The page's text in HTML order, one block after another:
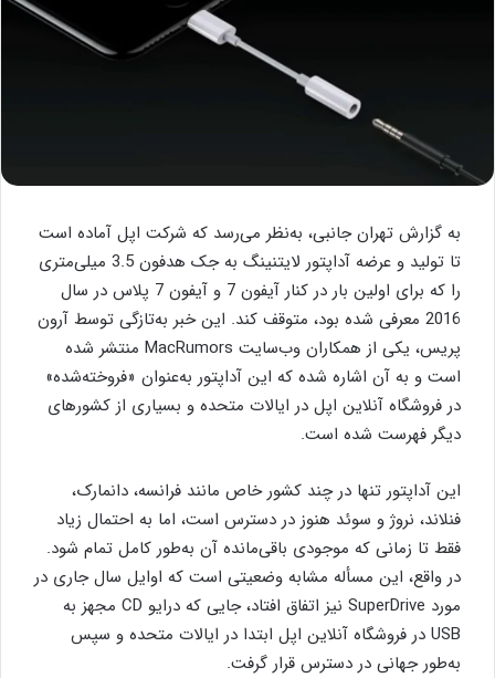
به گزارش تهران جانبی، به‌نظر می‌رسد که شرکت اپل آماده است
تا تولید و عرضه آداپتور لایتنینگ به جک هدفون 3.5 میلی‌متری
را که برای اولین بار در کنار آیفون 7 و آیفون 7 پلاس در سال
2016 معرفی شده بود، متوقف کند. این خبر به‌تازگی توسط آرون
پریس، یکی از همکاران وب‌سایت MacRumors منتشر شده
است و به آن اشاره شده که این آداپتور به‌عنوان «فروخته‌شده»
در فروشگاه آنلاین اپل در ایالات متحده و بسیاری از کشورهای
دیگر فهرست شده است.
این آداپتور تنها در چند کشور خاص مانند فرانسه، دانمارک،
فنلاند، نروژ و سوئد هنوز در دسترس است، اما به احتمال زیاد
فقط تا زمانی که موجودی باقی‌مانده آن به‌طور کامل تمام شود.
در واقع، این مسأله مشابه وضعیتی است که اوایل سال جاری در
مورد SuperDrive نیز اتفاق افتاد، جایی که درایو CD مجهز به
USB در فروشگاه آنلاین اپل ابتدا در ایالات متحده و سپس
به‌طور جهانی در دسترس قرار گرفت.